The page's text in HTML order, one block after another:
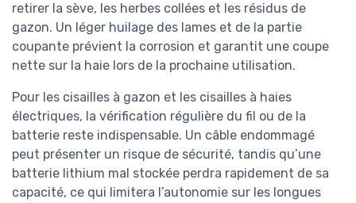
retirer la sève, les herbes collées et les résidus de
gazon. Un léger huilage des lames et de la partie
coupante prévient la corrosion et garantit une coupe
nette sur la haie lors de la prochaine utilisation.
Pour les cisailles à gazon et les cisailles à haies
électriques, la vérification régulière du fil ou de la
batterie reste indispensable. Un câble endommagé
peut présenter un risque de sécurité, tandis qu’une
batterie lithium mal stockée perdra rapidement de sa
capacité, ce qui limitera l’autonomie sur les longues